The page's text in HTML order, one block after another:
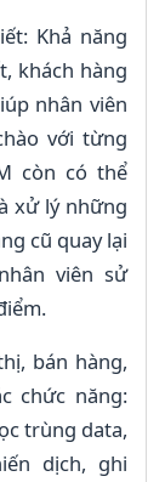
Khả năng
khách hàng
nhân viên
với từng
còn có thể
xử lý những
cũ quay lại
viên sử
bán hàng,
chức năng:
trùng data,
dịch, ghi